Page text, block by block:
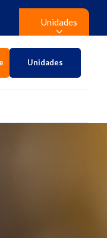
Unidades
Unidades